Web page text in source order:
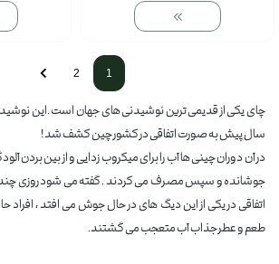
1
2
چای یکی از قدیمی ترین نوشیدنی های جهان است .این
سال پیش به صورت اتفاقی در کشور چین کشف شد !
در آن دوران چینی ها آب را برای میکروب زدایی و از بین بردن
جوشانده و سپس مصرف می کردند . گفته می شود روزی
اتفاقی در یکی از این دیگ های در حال جوش می افتد ، افراد
طعم و عطر جذاب آب متعجب می گشتند.